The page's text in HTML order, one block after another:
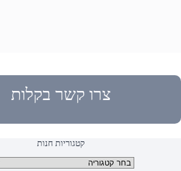
צרו קשר בקלות
קטגוריות חנות
קטגוריות